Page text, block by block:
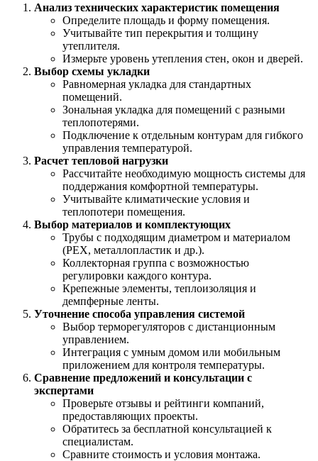
Анализ технических характеристик помещения
Определите площадь и форму помещения.
Учитывайте тип перекрытия и толщину
утеплителя.
Измерьте уровень утепления стен, окон и дверей.
Выбор схемы укладки
Равномерная укладка для стандартных
помещений.
Зональная укладка для помещений с разными
теплопотерями.
Подключение к отдельным контурам для гибкого
управления температурой.
Расчет тепловой нагрузки
Рассчитайте необходимую мощность системы для
поддержания комфортной температуры.
Учитывайте климатические условия и
теплопотери помещения.
Выбор материалов и комплектующих
Трубы с подходящим диаметром и материалом
(PEX, металлопластик и др.).
Коллекторная группа с возможностью
регулировки каждого контура.
Крепежные элементы, теплоизоляция и
демпферные ленты.
Уточнение способа управления системой
Выбор терморегуляторов с дистанционным
управлением.
Интеграция с умным домом или мобильным
приложением для контроля температуры.
Сравнение предложений и консультации с
экспертами
Проверьте отзывы и рейтинги компаний,
предоставляющих проекты.
Обратитесь за бесплатной консультацией к
специалистам.
Сравните стоимость и условия монтажа.